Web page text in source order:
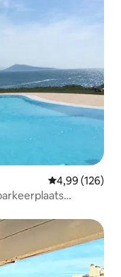
Gemiddelde
4,99 (126)